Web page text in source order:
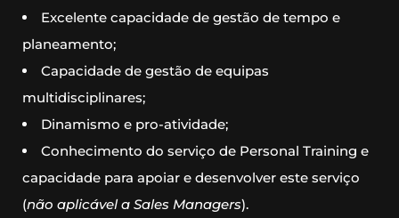
Excelente capacidade de gestão de tempo e
planeamento;
Capacidade de gestão de equipas
multidisciplinares;
Dinamismo e pro-atividade;
Conhecimento do serviço de Personal Training e
capacidade para apoiar e desenvolver este serviço
(não aplicável a Sales Managers).